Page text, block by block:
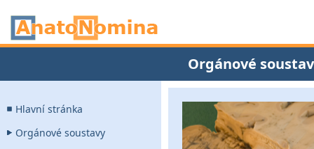
Orgánové
Hlavní stránka
Orgánové soustavy